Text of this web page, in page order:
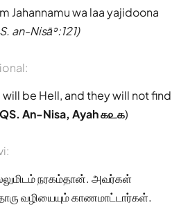
Jahannamu wa laa yajidoona
an-Nisāʾ:121)
be Hell, and they will not find
QS. An-Nisa, Ayah ௧௨௧)
நரகம்தான். அவர்கள்
வழியையும் காணமாட்டார்கள்.